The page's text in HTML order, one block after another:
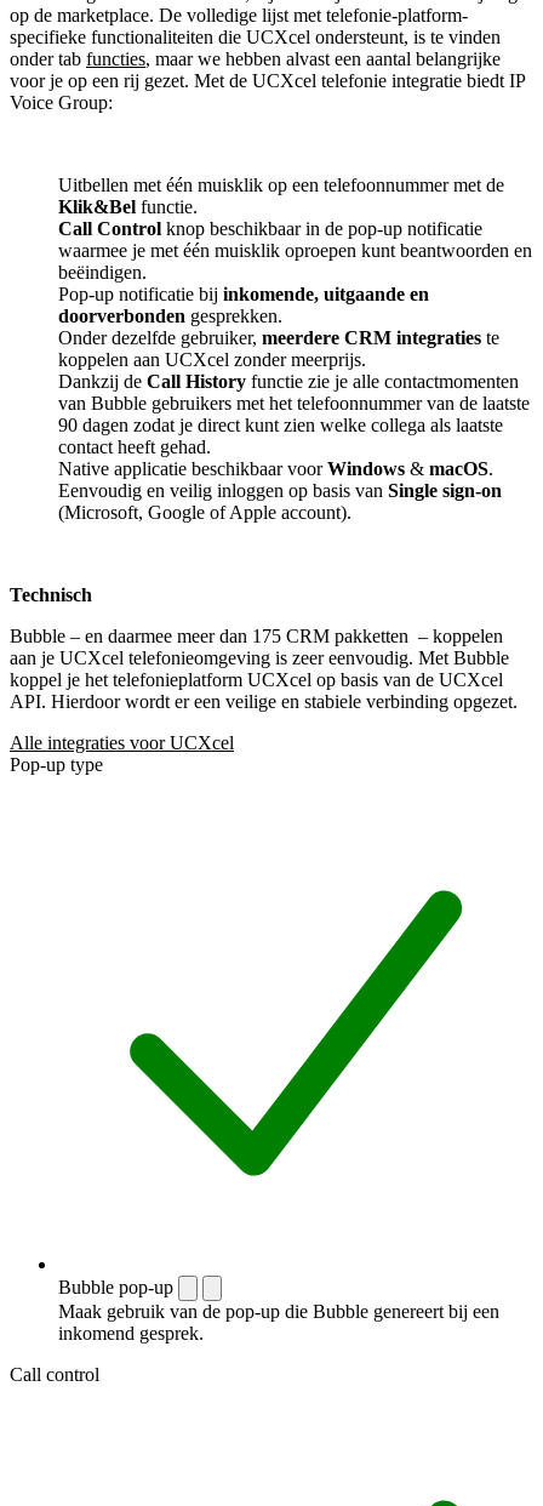
op de marketplace. De volledige lijst met telefonie-platform-
specifieke functionaliteiten die UCXcel ondersteunt, is te vinden
onder tab functies, maar we hebben alvast een aantal belangrijke
voor je op een rij gezet. Met de UCXcel telefonie integratie biedt IP
Voice Group:
Uitbellen met één muisklik op een telefoonnummer met de
Klik&Bel functie.
Call Control knop beschikbaar in de pop-up notificatie
waarmee je met één muisklik oproepen kunt beantwoorden en
beëindigen.
Pop-up notificatie bij inkomende, uitgaande en
doorverbonden gesprekken.
Onder dezelfde gebruiker, meerdere CRM integraties te
koppelen aan UCXcel zonder meerprijs.
Dankzij de Call History functie zie je alle contactmomenten
van Bubble gebruikers met het telefoonnummer van de laatste
90 dagen zodat je direct kunt zien welke collega als laatste
contact heeft gehad.
Native applicatie beschikbaar voorWindows & macOS.
Eenvoudig en veilig inloggen op basis van Single sign-on
(Microsoft, Google of Apple account).
Technisch
Bubble – en daarmee meer dan 175 CRM pakketten – koppelen
aan je UCXcel telefonieomgeving is zeer eenvoudig. Met Bubble
koppel je het telefonieplatform UCXcel op basis van de UCXcel
API. Hierdoor wordt er een veilige en stabiele verbinding opgezet.
Alle integraties voor UCXcel
Pop-up type
Bubble pop-up
Maak gebruik van de pop-up die Bubble genereert bij een
inkomend gesprek.
Call control